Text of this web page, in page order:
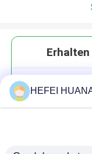
HEFEI